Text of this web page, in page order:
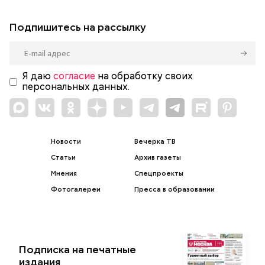
Подпишитесь на рассылку
Я даю согласие на обработку своих
персональных данных.
Новости
Статьи
Мнения
Фотогалереи
Вечерка ТВ
Архив газеты
Спецпроекты
Пресса в образовании
Подписка на печатные
издания